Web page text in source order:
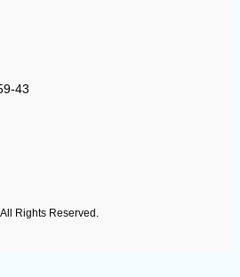
43
Rights Reserved.